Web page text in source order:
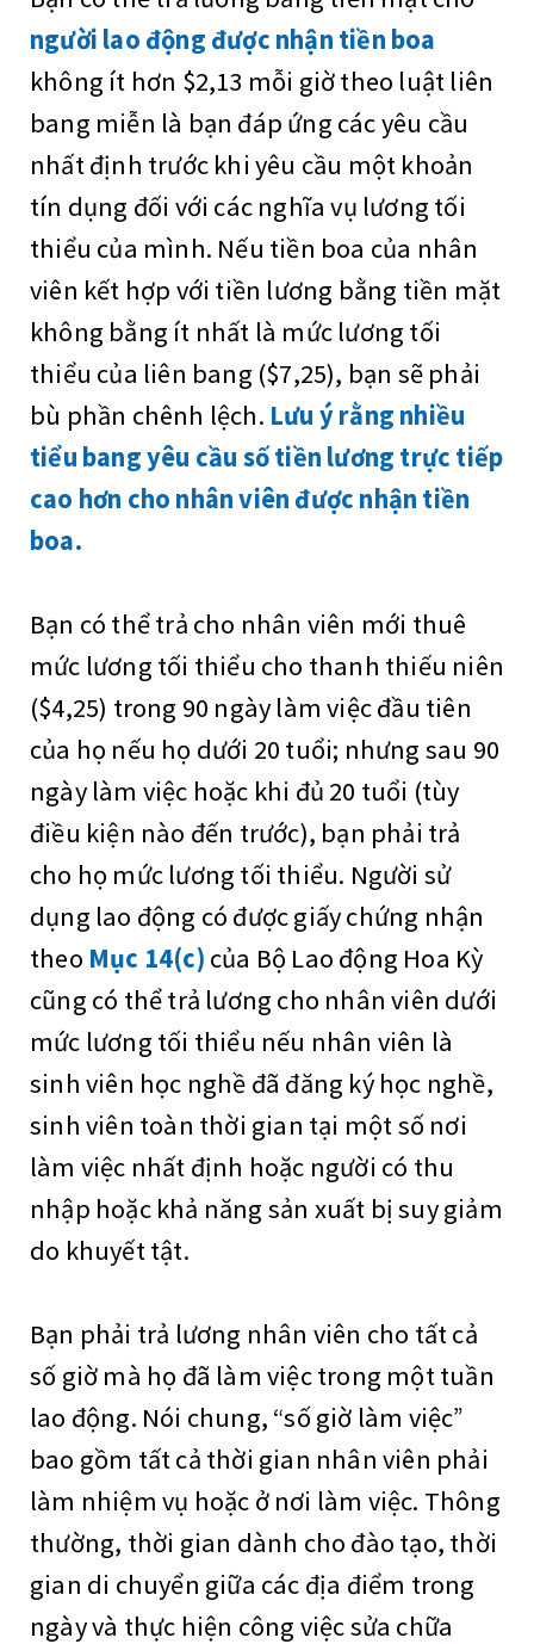
người lao động được nhận tiền boa
không ít hơn $2,13 mỗi giờ theo luật liên
bang miễn là bạn đáp ứng các yêu cầu
nhất định trước khi yêu cầu một khoản
tín dụng đối với các nghĩa vụ lương tối
thiểu của mình. Nếu tiền boa của nhân
viên kết hợp với tiền lương bằng tiền mặt
không bằng ít nhất là mức lương tối
thiểu của liên bang ($7,25), bạn sẽ phải
bù phần chênh lệch. Lưu ý rằng nhiều
tiểu bang yêu cầu số tiền lương trực tiếp
cao hơn cho nhân viên được nhận tiền
boa.
Bạn có thể trả cho nhân viên mới thuê
mức lương tối thiểu cho thanh thiếu niên
($4,25) trong 90 ngày làm việc đầu tiên
của họ nếu họ dưới 20 tuổi; nhưng sau 90
ngày làm việc hoặc khi đủ 20 tuổi (tùy
điều kiện nào đến trước), bạn phải trả
cho họ mức lương tối thiểu. Người sử
dụng lao động có được giấy chứng nhận
theo Mục 14(c) của Bộ Lao động Hoa Kỳ
cũng có thể trả lương cho nhân viên dưới
mức lương tối thiểu nếu nhân viên là
sinh viên học nghề đã đăng ký học nghề,
sinh viên toàn thời gian tại một số nơi
làm việc nhất định hoặc người có thu
nhập hoặc khả năng sản xuất bị suy giảm
do khuyết tật.
Bạn phải trả lương nhân viên cho tất cả
số giờ mà họ đã làm việc trong một tuần
lao động. Nói chung, “số giờ làm việc”
bao gồm tất cả thời gian nhân viên phải
làm nhiệm vụ hoặc ở nơi làm việc. Thông
thường, thời gian dành cho đào tạo, thời
gian di chuyển giữa các địa điểm trong
ngày và thực hiện công việc sửa chữa